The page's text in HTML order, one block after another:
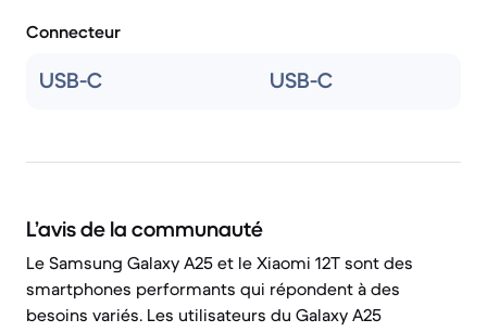
Connecteur
USB-C USB-C
L’avis de la communauté
Le Samsung Galaxy A25 et le Xiaomi 12T sont des
smartphones performants qui répondent à des
besoins variés. Les utilisateurs du Galaxy A25